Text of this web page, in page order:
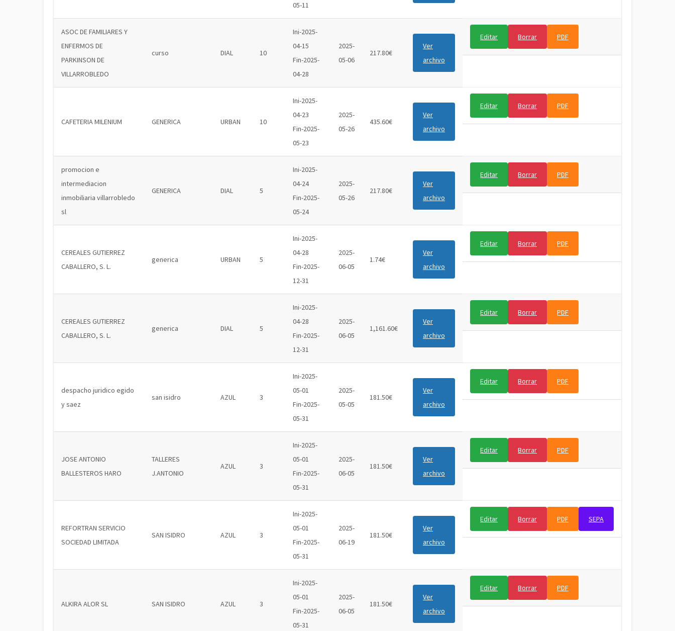
05-11
ASOC DE FAMILIARES Y
ENFERMOS DE
PARKINSON DE
VILLARROBLEDO
curso DIAL 10
Ini-2025-
04-15
Fin-2025-
04-28
2025-
05-06
217.80€
Ver
archivo
Editar Borrar PDF
CAFETERIA MILENIUM GENERICA URBAN 10
Ini-2025-
04-23
Fin-2025-
05-23
2025-
05-26
435.60€
Ver
archivo
Editar Borrar PDF
promocion e
intermediacion
inmobiliaria villarrobledo
sl
GENERICA DIAL 5
Ini-2025-
04-24
Fin-2025-
05-24
2025-
05-26
217.80€
Ver
archivo
Editar Borrar PDF
CEREALES GUTIERREZ
CABALLERO, S. L.
generica URBAN 5
Ini-2025-
04-28
Fin-2025-
12-31
2025-
06-05
1.74€
Ver
archivo
Editar Borrar PDF
CEREALES GUTIERREZ
CABALLERO, S. L.
generica DIAL 5
Ini-2025-
04-28
Fin-2025-
12-31
2025-
06-05
1,161.60€
Ver
archivo
Editar Borrar PDF
despacho juridico egido
y saez
san isidro AZUL 3
Ini-2025-
05-01
Fin-2025-
05-31
2025-
05-05
181.50€
Ver
archivo
Editar Borrar PDF
JOSE ANTONIO
BALLESTEROS HARO
TALLERES
J.ANTONIO
AZUL 3
Ini-2025-
05-01
Fin-2025-
05-31
2025-
06-05
181.50€
Ver
archivo
Editar Borrar PDF
REFORTRAN SERVICIO
SOCIEDAD LIMITADA
SAN ISIDRO AZUL 3
Ini-2025-
05-01
Fin-2025-
05-31
2025-
06-19
181.50€
Ver
archivo
Editar Borrar PDF SEPA
ALKIRA ALOR SL SAN ISIDRO AZUL 3
Ini-2025-
05-01
Fin-2025-
05-31
2025-
06-05
181.50€
Ver
archivo
Editar Borrar PDF